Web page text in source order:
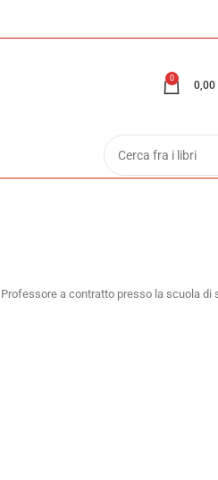
0
0,00
a contratto presso la scuola di